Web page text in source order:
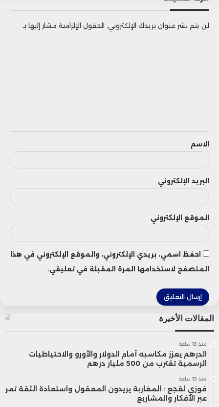
لن يتم نشر عنوان بريدك الإلكتروني. الحقول الإلزامية مشار إليها بـ
ق
الاسم
البريد الإلكتروني
الموقع الإلكتروني
احفظ اسمي، بريدي الإلكتروني، والموقع الإلكتروني في هذا
المتصفح لاستخدامها المرة المقبلة في تعليقي.
المقالات الأخيرة
منذ 13 ساعة
الدرهم يعزز مكاسبه أمام الدولار والأورو والاحتياطيات
الرسمية تقترب من 500 مليار درهم
منذ 13 ساعة
فوزي لقجع : المغاربة يريدون المعقول واستعادة الثقة تمر
عبر الأفكار والمشاريع